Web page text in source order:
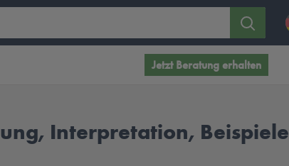
Jetzt Beratung erhalten
Interpretation, Beispiele